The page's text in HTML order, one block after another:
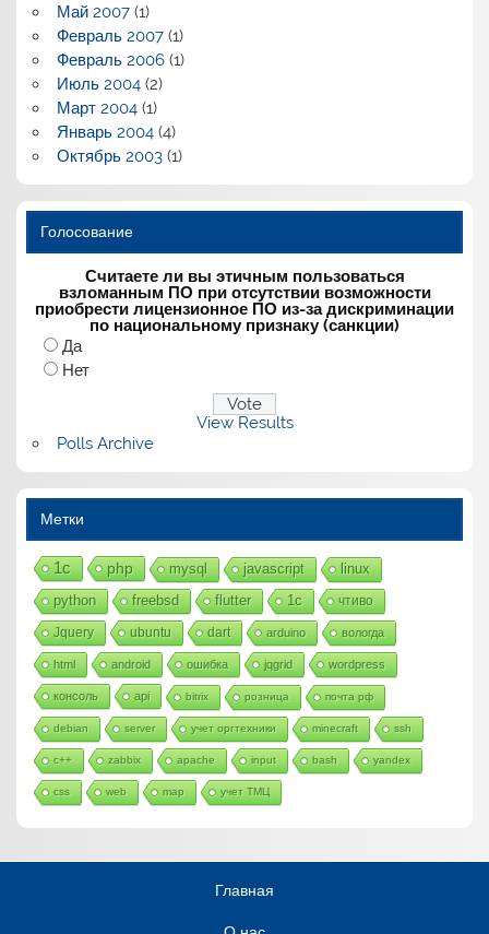
Май 2007(1)
Февраль 2007(1)
Февраль 2006(1)
Июль 2004(2)
Март 2004(1)
Январь 2004(4)
Октябрь 2003(1)
Голосование
Считаете ли вы этичным пользоваться
взломанным ПО при отсутствии возможности
приобрести лицензионное ПО из-за дискриминации
по национальному признаку (санкции)
Да
Нет
View Results
Polls Archive
Метки
1с php mysql javascript linux
python freebsd flutter 1c чтиво
Jquery ubuntu dart arduino вологда
html android ошибка jqgrid wordpress
консоль api bitrix розница почта рф
debian server учет оргтехники minecraft ssh
c++ zabbix apache input bash yandex
css web map учет ТМЦ
Главная